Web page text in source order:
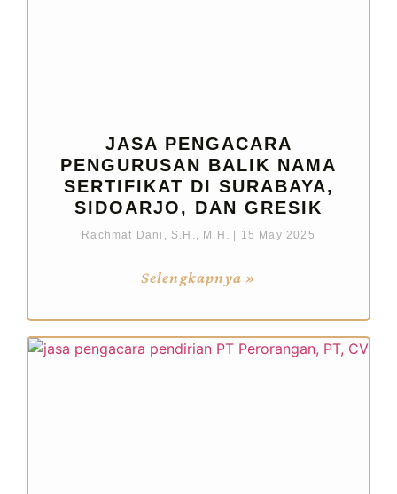
JASA PENGACARA
PENGURUSAN BALIK NAMA
SERTIFIKAT DI SURABAYA,
SIDOARJO, DAN GRESIK
Rachmat Dani, S.H., M.H. 15 May 2025
Selengkapnya »